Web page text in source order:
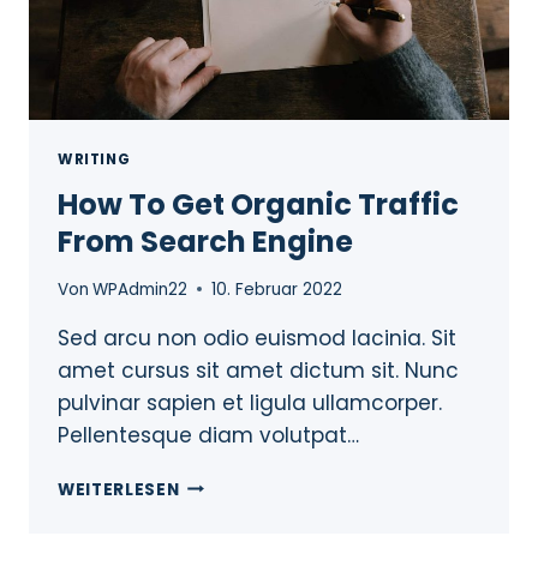
WRITING
How To Get Organic Traffic
From Search Engine
Von WPAdmin22 10. Februar 2022
Sed arcu non odio euismod lacinia. Sit
amet cursus sit amet dictum sit. Nunc
pulvinar sapien et ligula ullamcorper.
Pellentesque diam volutpat…
WEITERLESEN